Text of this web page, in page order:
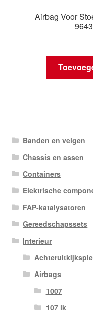
Airbag Voor
Banden en velgen
Chassis en assen
Containers
Elektrische
FAP-katalysatoren
Gereedschapssets
Interieur
Airbags
1007
107 ik